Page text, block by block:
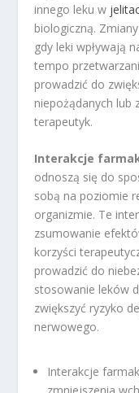
innego leku w
biologiczną.
gdy leki wpływają
tempo
prowadzić do
niepożądanych lub
terapeutyk.
Interakcje
odnoszą się do
sobą na poziomie
organizmie. Te
zsumowanie
korzyści
prowadzić do
stosowanie leków
zwiększyć ryzyko
nerwowego.
Interakcje